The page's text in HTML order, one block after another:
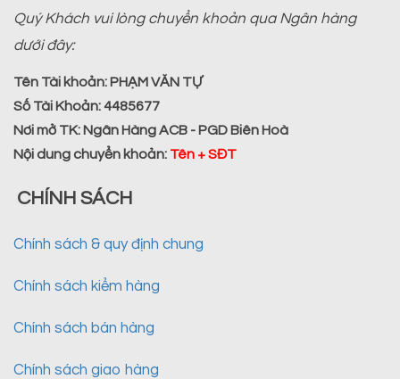
Quý Khách vui lòng chuyển khoản qua Ngân hàng
dưới đây:
Tên Tài khoản: PHẠM VĂN TỰ
Số Tài Khoản:4485677
Nơi mở TK: Ngân Hàng ACB - PGD Biên Hoà
Nội dung chuyển khoản: Tên + SĐT
CHÍNH SÁCH
Chính sách & quy định chung
Chính sách kiểm hàng
Chính sách bán hàng
Chính sách giao hàng